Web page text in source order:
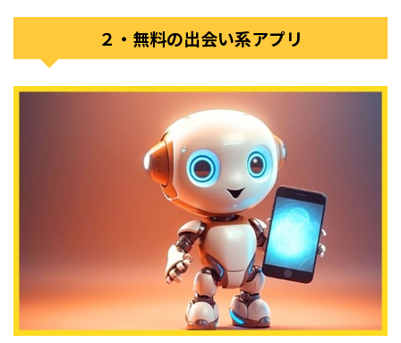
２・無料の出会い系アプリ